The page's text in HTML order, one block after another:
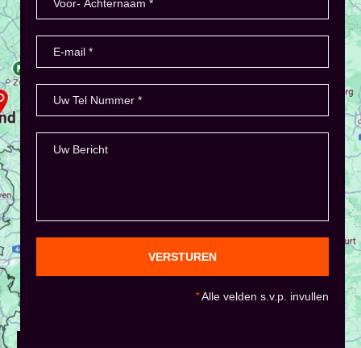
VERSTUREN
*Alle velden s.v.p. invullen